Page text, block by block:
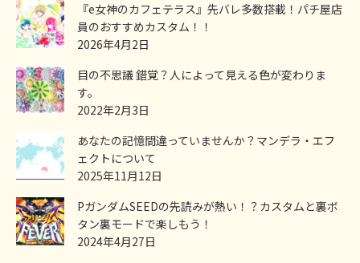
『e女神のカフェテラス』先バレ多数搭載！パチ屋店
員のおすすめカスタム！！
2026年4月2日
目の不思議 錯覚？人によって見える色が変わりま
す。
2022年2月3日
あなたの記憶間違っていませんか？マンデラ・エフ
ェクトについて
2025年11月12日
PガンダムSEEDの先読みが熱い！？カスタムと裏ボ
タン裏モードで楽しもう！
2024年4月27日